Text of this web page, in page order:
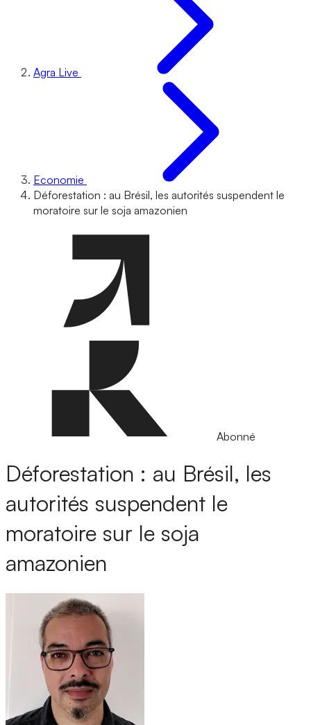
Agra Live
Economie
Déforestation : au Brésil, les autorités suspendent le
moratoire sur le soja amazonien
Abonné
Déforestation : au Brésil, les
autorités suspendent le
moratoire sur le soja
amazonien